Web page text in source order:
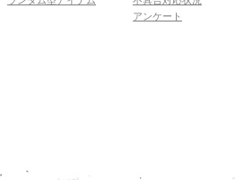
アンケート